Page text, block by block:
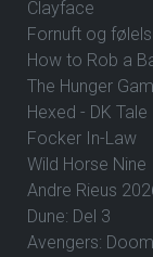
Clayface
Fornuft og
How to Rob a
The Hunger
Hexed - DK Tale
Focker In-Law
Wild Horse Nine
Andre Rieus
Dune: Del 3
Avengers: